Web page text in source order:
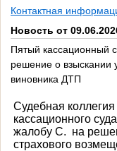
Контактная
Новость от
Пятый кассационный
решение о взыскании
виновника ДТП
Судебная
кассационного
жалобу С. на
страхового